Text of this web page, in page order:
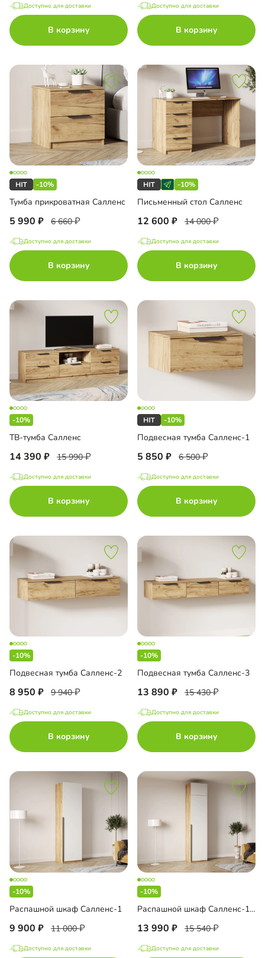
Доступно для доставки
В корзину
Доступно для доставки
В корзину
-10%
Тумба прикроватная Салленс
5 990 6 660
Доступно для доставки
В корзину
-10%
Письменный стол Салленс
12 600 14 000
Доступно для доставки
В корзину
-10%
ТВ-тумба Салленс
14 390 15 990
Доступно для доставки
В корзину
-10%
Подвесная тумба Салленс-1
5 850 6 500
Доступно для доставки
В корзину
-10%
Подвесная тумба Салленс-2
8 950 9 940
Доступно для доставки
В корзину
-10%
Подвесная тумба Салленс-3
13 890 15 430
Доступно для доставки
В корзину
-10%
Распашной шкаф Салленс-1
9 900 11 000
Доступно для доставки
-10%
Распашной шкаф Салленс-1 с антресолью
13 990 15 540
Доступно для доставки